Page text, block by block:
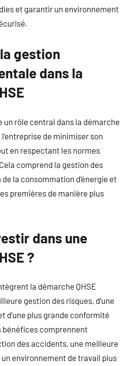
et garantir un environnement
gestion
dans la
un rôle central dans la démarche
de minimiser son
en respectant les normes
comprend la gestion des
la consommation d’énergie et
premières de manière plus
dans une
?
la démarche QHSE
gestion des risques, d’une
d’une plus grande conformité
bénéfices comprennent
des accidents, une meilleure
environnement de travail plus